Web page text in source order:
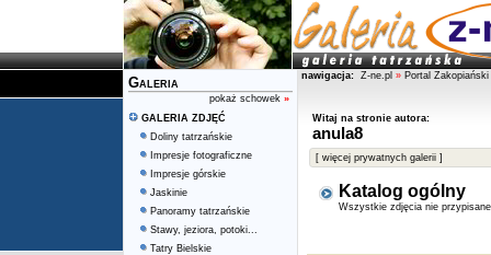
Galeria
pokaż schowek »
GALERIA ZDJĘĆ
Doliny tatrzańskie
Impresje fotograficzne
Impresje górskie
Jaskinie
Panoramy tatrzańskie
Stawy, jeziora, potoki...
Tatry Bielskie
nawigacja: Z-ne.pl » Portal Zakopiański
Witaj na stronie autora:
anula8
[ więcej prywatnych galerii ]
Katalog ogólny
Wszystkie zdjęcia nie